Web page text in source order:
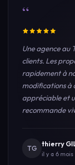
“
Une agence au
clients. Les
rapidement à
modifications à
appréciable et
recommande
TG
thierry
il y a 6 mois